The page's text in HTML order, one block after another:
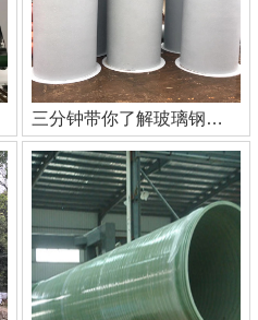
三分钟带你了解玻璃钢管道